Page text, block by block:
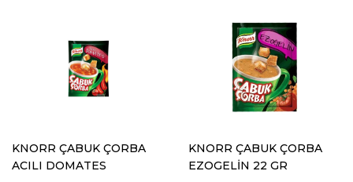
KNORR ÇABUK ÇORBA
ACILI DOMATES
KNORR ÇABUK ÇORBA
EZOGELİN 22 GR